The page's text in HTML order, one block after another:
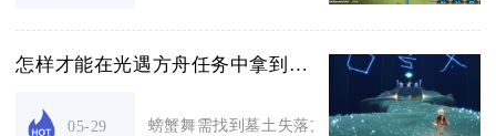
怎样才能在光遇方舟任务中拿到螃蟹舞
05-29 螃蟹舞需找到墓土失落方舟的蟹舞者先祖，完成